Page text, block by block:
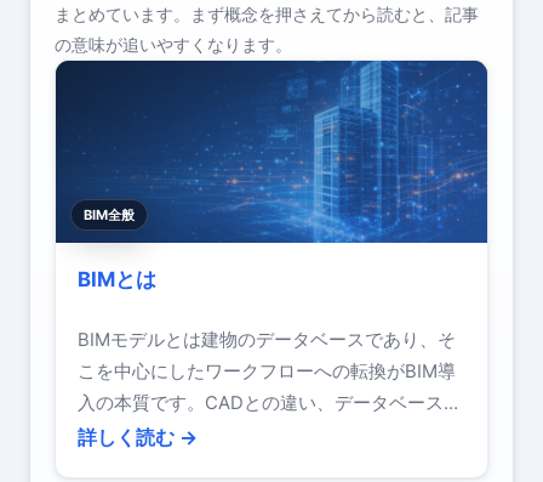
まとめています。まず概念を押さえてから読むと、記事
の意味が追いやすくなります。
BIM全般
BIMとは
BIMモデルとは建物のデータベースであり、そ
こを中心にしたワークフローへの転換がBIM導
入の本質です。CADとの違い、データベースと
しての構造、実務DXとの関係を整理した基礎
詳しく読む →